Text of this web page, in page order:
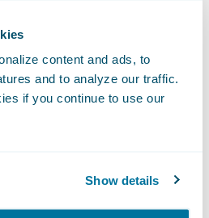
content and ads, to
and to analyze our traffic.
if you continue to use our
Show details
Service
PolicyCenter
System oder als Teil
angeboten,
werden.